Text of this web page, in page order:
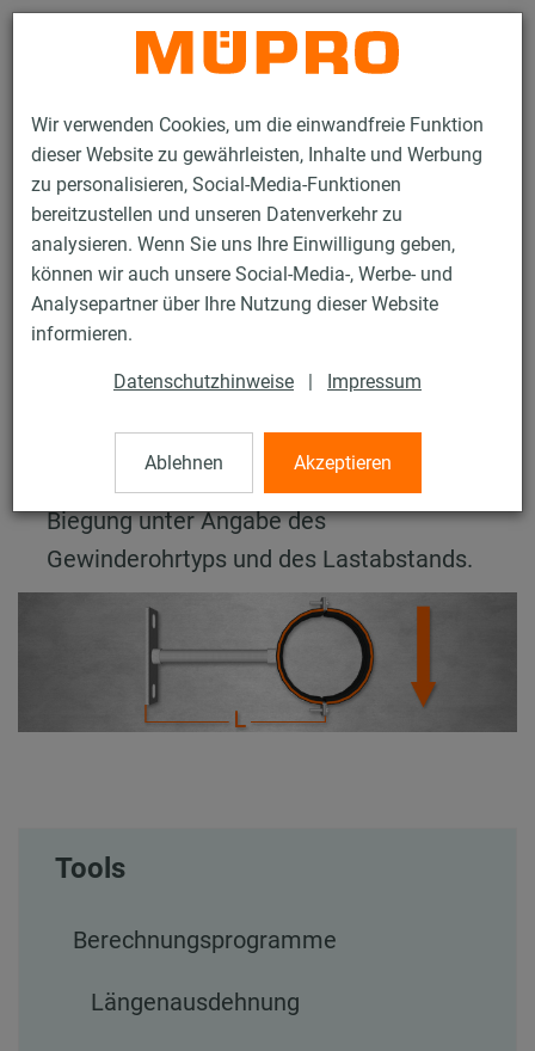
Wir verwenden Cookies, um die einwandfreie Funktion
dieser Website zu gewährleisten, Inhalte und Werbung
zu personalisieren, Social-Media-Funktionen
bereitzustellen und unseren Datenverkehr zu
analysieren. Wenn Sie uns Ihre Einwilligung geben,
können wir auch unsere Social-Media-, Werbe- und
Analysepartner über Ihre Nutzung dieser Website
informieren.
Datenschutzhinweise | Impressum
Ablehnen Akzeptieren
Kontakt
Services Planung & Konstruktion
Berechnungsprogramme
Belastung von Gewinderohren
Gewinderohren
Belastung von Gewinderohren auf
Biegung unter Angabe des
Gewinderohrtyps und des Lastabstands.
Tools
Berechnungsprogramme
Längenausdehnung